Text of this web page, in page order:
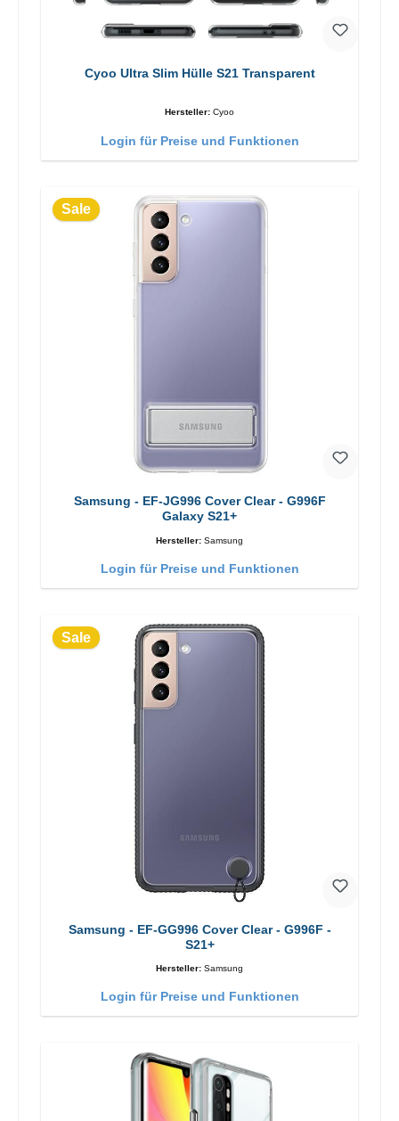
Cyoo Ultra Slim Hülle S21 Transparent
Hersteller: Cyoo
Login für Preise und Funktionen
Sale
Samsung - EF-JG996 Cover Clear - G996F
Galaxy S21+
Hersteller: Samsung
Login für Preise und Funktionen
Sale
Samsung - EF-GG996 Cover Clear - G996F -
S21+
Hersteller: Samsung
Login für Preise und Funktionen